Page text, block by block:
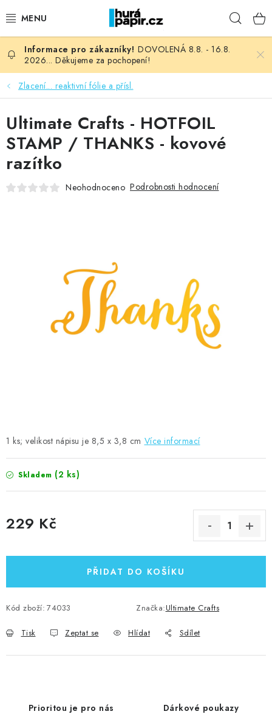
na
NOVINKY
HURÁ DÍLNA
VŠECHNO ZBOŽÍ
KNIHAŘSKÝ MATERIÁL
MOJE OBJEDNÁVKA
Oblíbené ♥️
DOVOLENÁ 8.8. - 16.8.
2026... Děkujeme za pochopení!
Zlacení... reaktivní fólie a přísl.
1 ks; velikost nápisu je 8,5 x 3,8 cm Více informací
Skladem (2 ks)
229 Kč
PŘIDAT DO KOŠÍKU
Kód zboží: 74033 Značka:Ultimate Crafts
Tisk Zeptat se Hlídat Sdílet
Ultimate Crafts - HOTFOIL
STAMP / THANKS - kovové
razítko
Neohodnoceno Podrobnosti hodnocení
Prioritou je pro nás Dárkové poukazy